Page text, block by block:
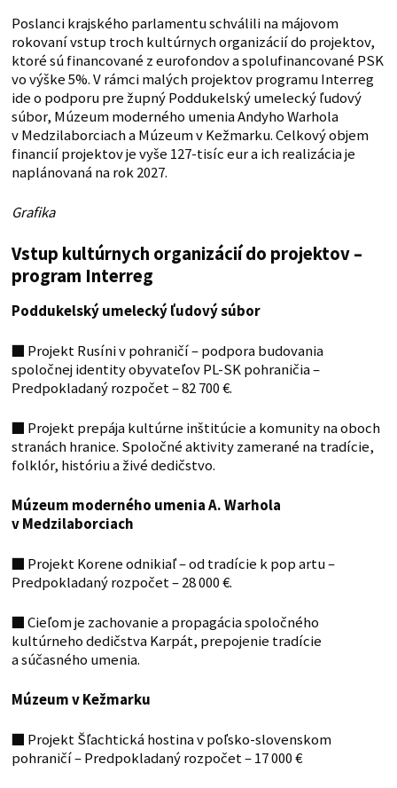
Poslanci krajského parlamentu schválili na májovom
rokovaní vstup troch kultúrnych organizácií do projektov,
ktoré sú financované z eurofondov a spolufinancované PSK
vo výške 5%. V rámci malých projektov programu Interreg
ide o podporu pre župný Poddukelský umelecký ľudový
súbor, Múzeum moderného umenia Andyho Warhola
v Medzilaborciach a Múzeum v Kežmarku. Celkový objem
financií projektov je vyše 127-tisíc eur a ich realizácia je
naplánovaná na rok 2027.
Grafika
Vstup kultúrnych organizácií do projektov –
program Interreg
Poddukelský umelecký ľudový súbor
■ Projekt Rusíni v pohraničí – podpora budovania
spoločnej identity obyvateľov PL-SK pohraničia –
Predpokladaný rozpočet – 82 700 €.
■ Projekt prepája kultúrne inštitúcie a komunity na oboch
stranách hranice. Spoločné aktivity zamerané na tradície,
folklór, históriu a živé dedičstvo.
Múzeum moderného umenia A. Warhola
v Medzilaborciach
■ Projekt Korene odnikiaľ – od tradície k pop artu –
Predpokladaný rozpočet – 28 000 €.
■Cieľom je zachovanie a propagácia spoločného
kultúrneho dedičstva Karpát, prepojenie tradície
a súčasného umenia.
Múzeum v Kežmarku
■ Projekt Šľachtická hostina v poľsko-slovenskom
pohraničí – Predpokladaný rozpočet – 17 000 €